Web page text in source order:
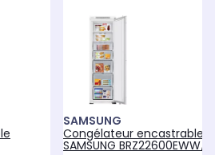
SAMSUNG
Congélateur encastrable
SAMSUNG BRZ22600EWW/